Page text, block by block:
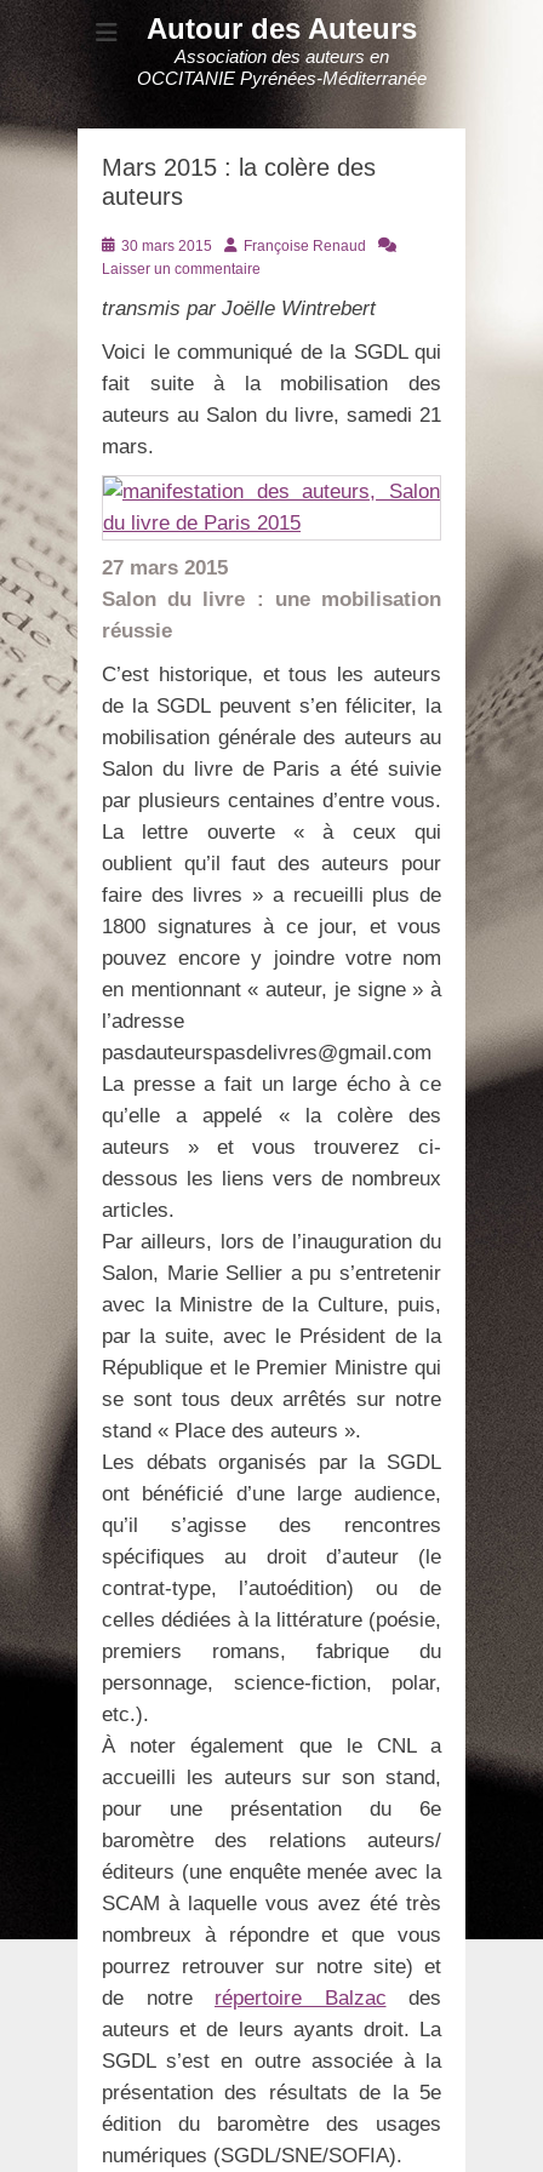
Autour des Auteurs
Association des auteurs en
OCCITANIE Pyrénées-Méditerranée
Mars 2015 : la colère des
auteurs
Posté
le
30 mars 2015 AuteurFrançoise Renaud
Laisser un commentaire
transmis par Joëlle Wintrebert
Voici le communiqué de la SGDL qui
fait suite à la mobilisation des
auteurs au Salon du livre, samedi 21
mars.
27 mars 2015
Salon du livre : une mobilisation
réussie
C’est historique, et tous les auteurs
de la SGDL peuvent s’en féliciter, la
mobilisation générale des auteurs au
Salon du livre de Paris a été suivie
par plusieurs centaines d’entre vous.
La lettre ouverte « à ceux qui
oublient qu’il faut des auteurs pour
faire des livres » a recueilli plus de
1800 signatures à ce jour, et vous
pouvez encore y joindre votre nom
en mentionnant « auteur, je signe » à
l’adresse
pasdauteurspasdelivres@gmail.com
La presse a fait un large écho à ce
qu’elle a appelé « la colère des
auteurs » et vous trouverez ci-
dessous les liens vers de nombreux
articles.
Par ailleurs, lors de l’inauguration du
Salon, Marie Sellier a pu s’entretenir
avec la Ministre de la Culture, puis,
par la suite, avec le Président de la
République et le Premier Ministre qui
se sont tous deux arrêtés sur notre
stand « Place des auteurs ».
Les débats organisés par la SGDL
ont bénéficié d’une large audience,
qu’il s’agisse des rencontres
spécifiques au droit d’auteur (le
contrat-type, l’autoédition) ou de
celles dédiées à la littérature (poésie,
premiers romans, fabrique du
personnage, science-fiction, polar,
etc.).
À noter également que le CNL a
accueilli les auteurs sur son stand,
pour une présentation du 6e
baromètre des relations auteurs/
éditeurs (une enquête menée avec la
SCAM à laquelle vous avez été très
nombreux à répondre et que vous
pourrez retrouver sur notre site) et
de notre répertoire Balzac des
auteurs et de leurs ayants droit. La
SGDL s’est en outre associée à la
présentation des résultats de la 5e
édition du baromètre des usages
numériques (SGDL/SNE/SOFIA).